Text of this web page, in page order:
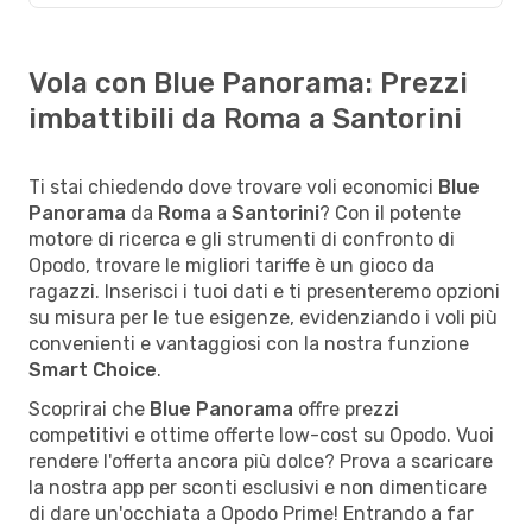
Vola con Blue Panorama: Prezzi
imbattibili da Roma a Santorini
Ti stai chiedendo dove trovare voli economici Blue
Panorama da Roma a Santorini? Con il potente
motore di ricerca e gli strumenti di confronto di
Opodo, trovare le migliori tariffe è un gioco da
ragazzi. Inserisci i tuoi dati e ti presenteremo opzioni
su misura per le tue esigenze, evidenziando i voli più
convenienti e vantaggiosi con la nostra funzione
Smart Choice.
Scoprirai che Blue Panorama offre prezzi
competitivi e ottime offerte low-cost su Opodo. Vuoi
rendere l'offerta ancora più dolce? Prova a scaricare
la nostra app per sconti esclusivi e non dimenticare
di dare un'occhiata a Opodo Prime! Entrando a far